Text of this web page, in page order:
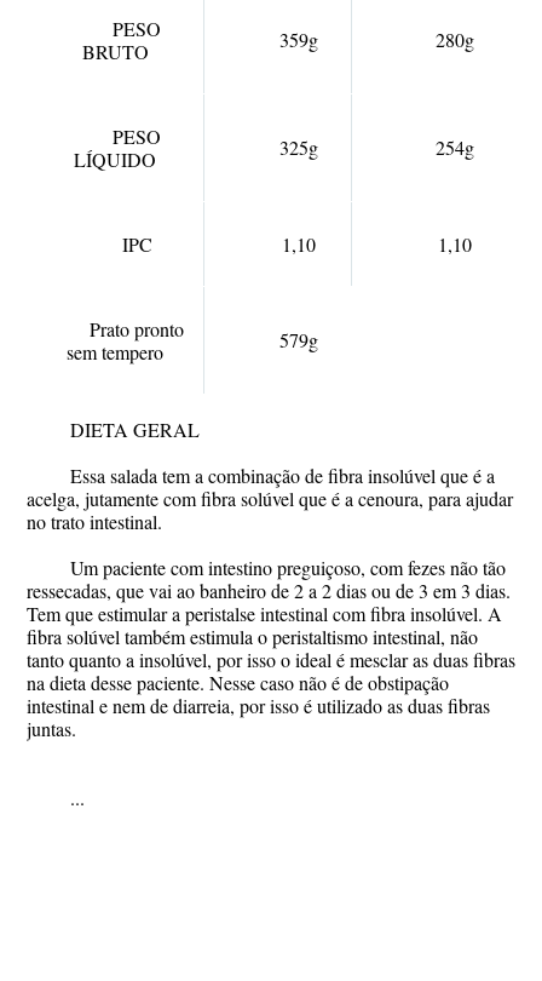
PESO
BRUTO
359g 280g
PESO
LÍQUIDO
325g 254g
IPC 1,10 1,10
Prato pronto
sem tempero
579g
DIETA GERAL
Essa salada tem a combinação de fibra insolúvel que é a
acelga, jutamente com fibra solúvel que é a cenoura, para ajudar
no trato intestinal.
Um paciente com intestino preguiçoso, com fezes não tão
ressecadas, que vai ao banheiro de 2 a 2 dias ou de 3 em 3 dias.
Tem que estimular a peristalse intestinal com fibra insolúvel. A
fibra solúvel também estimula o peristaltismo intestinal, não
tanto quanto a insolúvel, por isso o ideal é mesclar as duas fibras
na dieta desse paciente. Nesse caso não é de obstipação
intestinal e nem de diarreia, por isso é utilizado as duas fibras
juntas.
...